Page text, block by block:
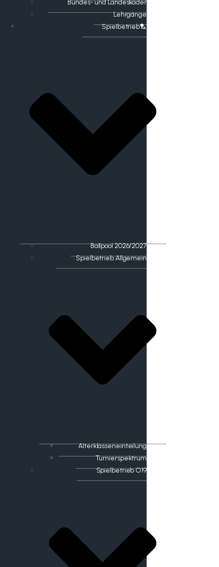
Bundes- und Landeskader
Lehrgänge
Spielbetrieb🏸
Ballpool 2026/2027
Spielbetrieb Allgemein
Alterklasseneinteilung
Turnierspektrum
Spielbetrieb O19